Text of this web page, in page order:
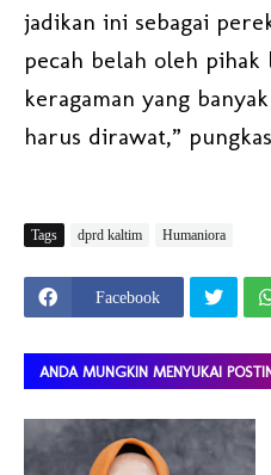
jadikan ini sebagai
pecah belah oleh
keragaman yang
harus dirawat,”
Tags dprd kaltim Humaniora
Facebook
ANDA MUNGKIN MENYUKAI